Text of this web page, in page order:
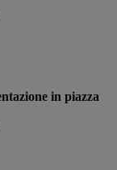
in piazza